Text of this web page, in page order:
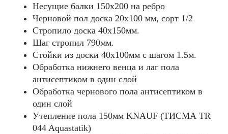
Несущие балки 150x200 на ребро
Черновой пол доска 20х100 мм, сорт 1/2
Стропило доска 40x150мм.
Шаг стропил 790мм.
Стойки из доски 40х100мм с шагом 1.5м.
Обработка нижнего венца и лаг пола
антисептиком в один слой
Обработка чернового пола антисептиком в
один слой
Утепление пола 150мм KNAUF (ТИСМА TR
044 Aquastatik)